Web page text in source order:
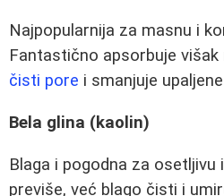
Najpopularnija za masnu i
Fantastično apsorbuje višak
čisti pore i smanjuje
Bela glina (kaolin)
Blaga i pogodna za osetljivu
previše, već blago čisti i